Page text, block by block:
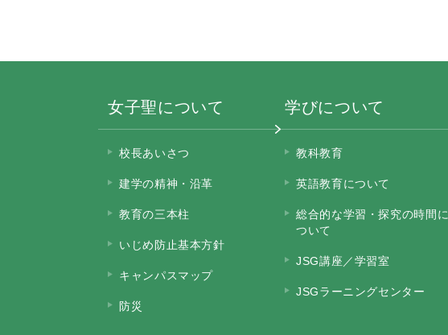
女子聖について
校長あいさつ
建学の精神・沿革
教育の三本柱
いじめ防止基本方針
キャンパスマップ
防災
学びについて
教科教育
英語教育について
総合的な学習・探究の時間に
ついて
JSG講座／学習室
JSGラーニングセンター